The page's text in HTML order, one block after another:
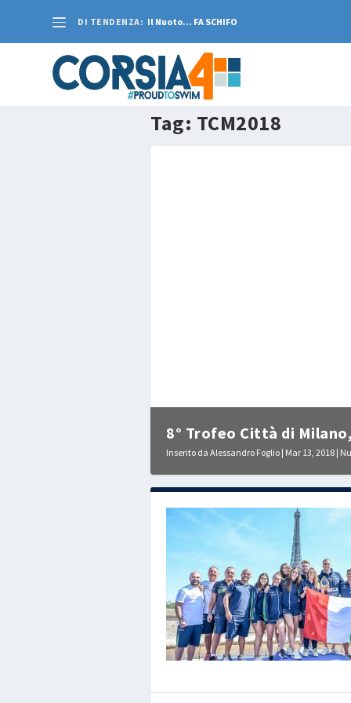
DI TENDENZA: Il Nuoto… FA SCHIFO
Tag: TCM2018
8° Trofeo Città di
Inserito da Alessandro Foglio | Mar 13, 2018 |